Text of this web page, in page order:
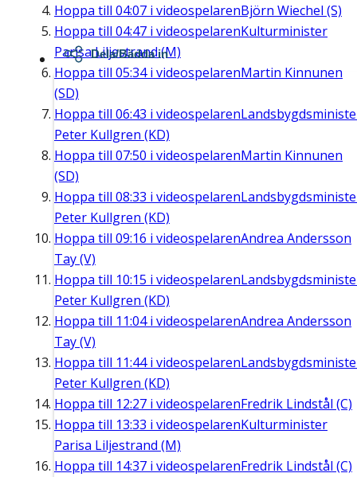
Hoppa till 04:07 i videospelarenBjörn Wiechel (S)
Hoppa till 04:47 i videospelarenKulturminister
Parisa Liljestrand (M)
Hoppa till 05:34i videospelarenMartin Kinnunen
(SD)
Hoppa till 06:43 i videospelaren
Peter Kullgren (KD)
Hoppa till 07:50 i videospelarenMartin Kinnunen
(SD)
Hoppa till 08:33 i videospelaren
Peter Kullgren (KD)
Hoppa till 09:16 i videospelarenAndrea Andersson
Tay (V)
Hoppa till 10:15 i videospelaren
Peter Kullgren (KD)
Hoppa till 11:04i videospelarenAndrea Andersson
Tay (V)
Hoppa till 11:44i videospelaren
Peter Kullgren (KD)
Hoppa till 12:27 i videospelarenFredrik Lindstål (C)
Hoppa till 13:33 i videospelarenKulturminister
Parisa Liljestrand (M)
Hoppa till 14:37 i videospelarenFredrik Lindstål (C)
Dela/Bädda in